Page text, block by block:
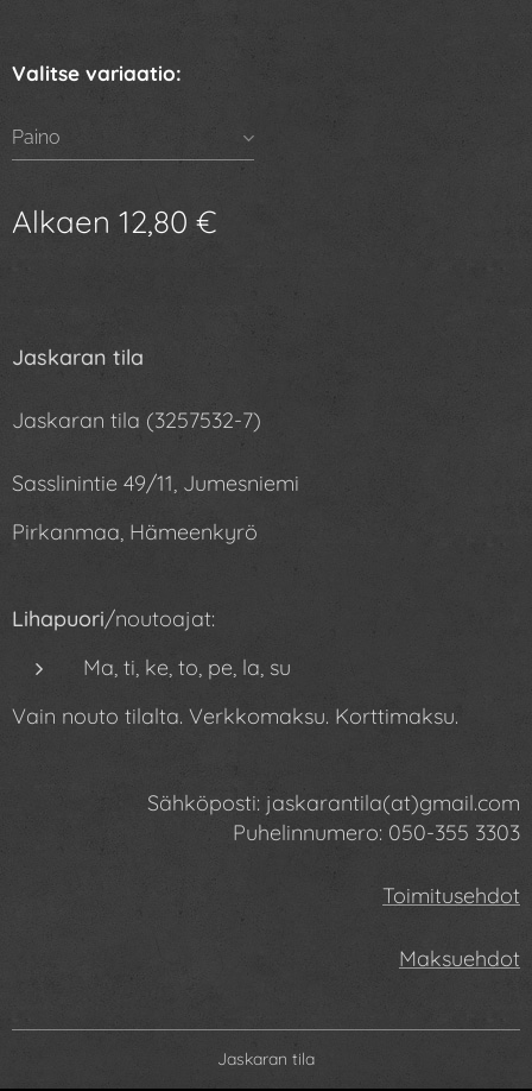
Valitse variaatio:
Paino
Alkaen 12,80 €
Jaskaran tila
Jaskaran tila (3257532-7)
Sasslinintie 49/11, Jumesniemi
Pirkanmaa, Hämeenkyrö
Lihapuori/noutoajat:
Ma, ti, ke, to, pe, la, su
Vain nouto tilalta. Verkkomaksu. Korttimaksu.
Sähköposti: jaskarantila(at)gmail.com
Puhelinnumero: 050-355 3303
Toimitusehdot
Maksuehdot
Jaskaran tila